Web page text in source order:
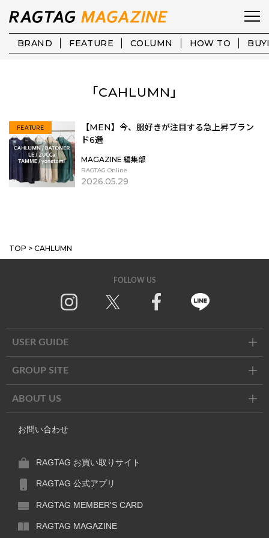
BRAND FEATURE COLUMN HOW TO
「CAHLUMN」
FEATURE
【MEN】今、服好きが注目する急上昇ブラン
ド6選
MAGAZINE 編集部
RAGTAG Online
2026.05.29
TOP > CAHLUMN
FOLLOW US
USER GUIDE
GROUP SITE
ABOUT US
お問い合わせ
RAGTAG お買い取りサイト
RAGTAG 公式アプリ
RAGTAG MEMBER'S CARD
RAGTAG MAGAZINE